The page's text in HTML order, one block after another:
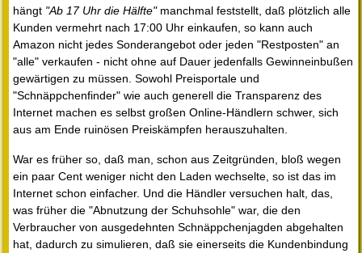
hängt "Ab 17 Uhr die Hälfte"manchmal feststellt, daß plötzlich alle
Kunden vermehrt nach 17:00 Uhr einkaufen, so kann auch
Amazon nicht jedes Sonderangebot oder jeden "Restposten" an
"alle" verkaufen - nicht ohne auf Dauer jedenfalls Gewinneinbußen
gewärtigen zu müssen. Sowohl Preisportale und
"Schnäppchenfinder" wie auch generell die Transparenz des
Internet machen es selbst großen Online-Händlern schwer, sich
aus am Ende ruinösen Preiskämpfen herauszuhalten.
War es früher so, daß man, schon aus Zeitgründen, bloß wegen
ein paar Cent weniger nicht den Laden wechselte, so ist das im
Internet schon einfacher. Und die Händler versuchen halt, das,
was früher die "Abnutzung der Schuhsohle" war, die den
Verbraucher von ausgedehnten Schnäppchenjagden abgehalten
hat, dadurch zu simulieren, daß sie einerseits die Kundenbindung